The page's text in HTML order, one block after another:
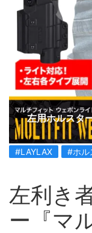
左用ホルスタ
#LAYLAX #ホル
左利き
ー『マ